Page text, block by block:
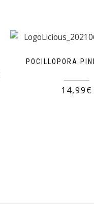
POCILLOPORA
19,99€
14,99€